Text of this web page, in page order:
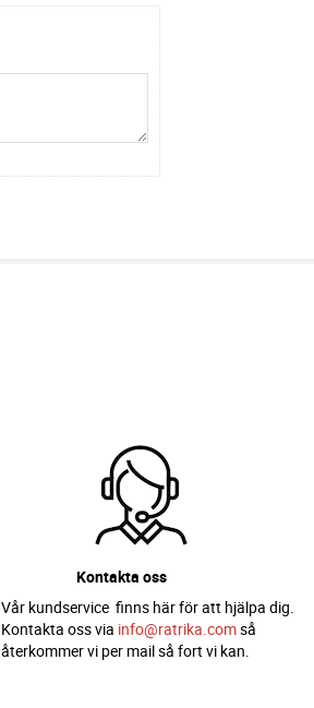
Kontakta oss
Vår kundservice finns här för att hjälpa dig.
Kontakta oss via info@ratrika.comså
återkommer vi per mail så fort vi kan.